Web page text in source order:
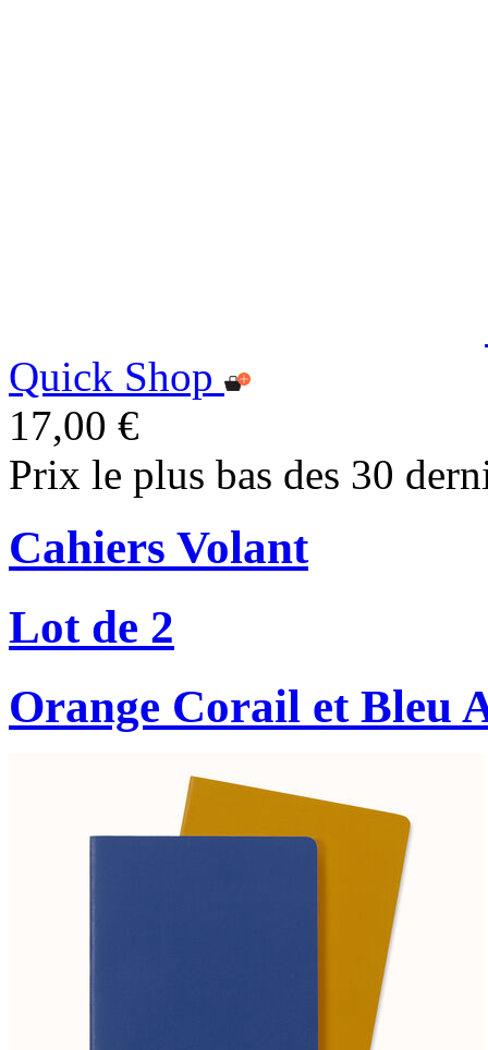
Quick Shop
17,00 €
Prix le plus bas des 30
Cahiers Volant
Lot de 2
Orange Corail et Bleu